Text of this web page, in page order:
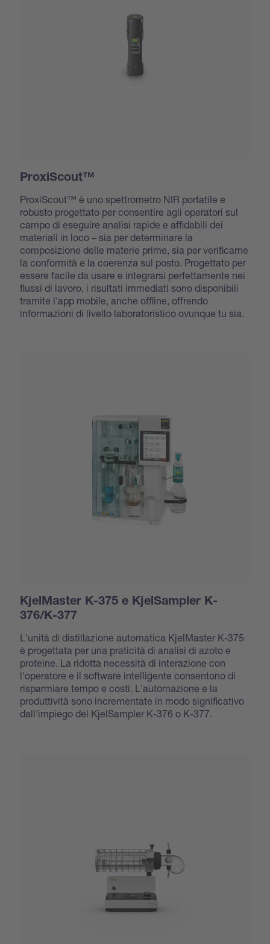
ProxiScout™
ProxiScout™ è uno spettrometro NIR portatile e
robusto progettato per consentire agli operatori sul
campo di eseguire analisi rapide e affidabili dei
materiali in loco – sia per determinare la
composizione delle materie prime, sia per verificarne
la conformità e la coerenza sul posto. Progettato per
essere facile da usare e integrarsi perfettamente nei
flussi di lavoro, i risultati immediati sono disponibili
tramite l'app mobile, anche offline, offrendo
informazioni di livello laboratoristico ovunque tu sia.
KjelMaster K-375 e KjelSampler K-
376/K-377
L'unità di distillazione automatica KjelMaster K-375
è progettata per una praticità di analisi di azoto e
proteine. La ridotta necessità di interazione con
l'operatore e il software intelligente consentono di
risparmiare tempo e costi. L'automazione e la
produttività sono incrementate in modo significativo
dall'impiego del KjelSampler K-376 o K-377.